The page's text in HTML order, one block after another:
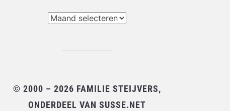
© 2000 – 2026 FAMILIE STEIJVERS,
ONDERDEEL VAN SUSSE.NET